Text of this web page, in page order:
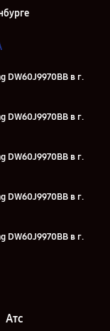
в г.
в г.
в г.
в г.
в г.
в г.
Атс